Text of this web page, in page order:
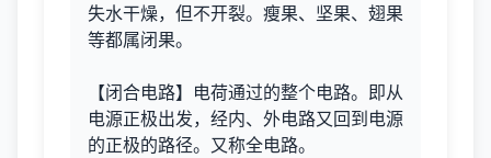
失水干燥，但不开裂。瘦果、坚果、翅果
等都属闭果。
【闭合电路】电荷通过的整个电路。即从
电源正极出发，经内、外电路又回到电源
的正极的路径。又称全电路。